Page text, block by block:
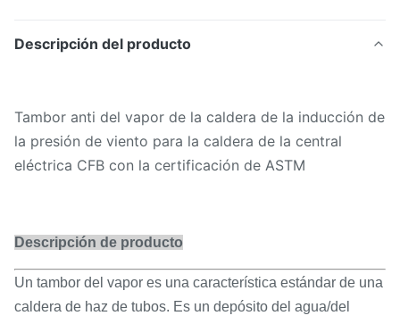
Descripción del producto
Tambor anti del vapor de la caldera de la inducción de
la presión de viento para la caldera de la central
eléctrica CFB con la certificación de ASTM
Descripción de producto
Un tambor del vapor es una característica estándar de una
caldera de haz de tubos. Es un depósito del agua/del